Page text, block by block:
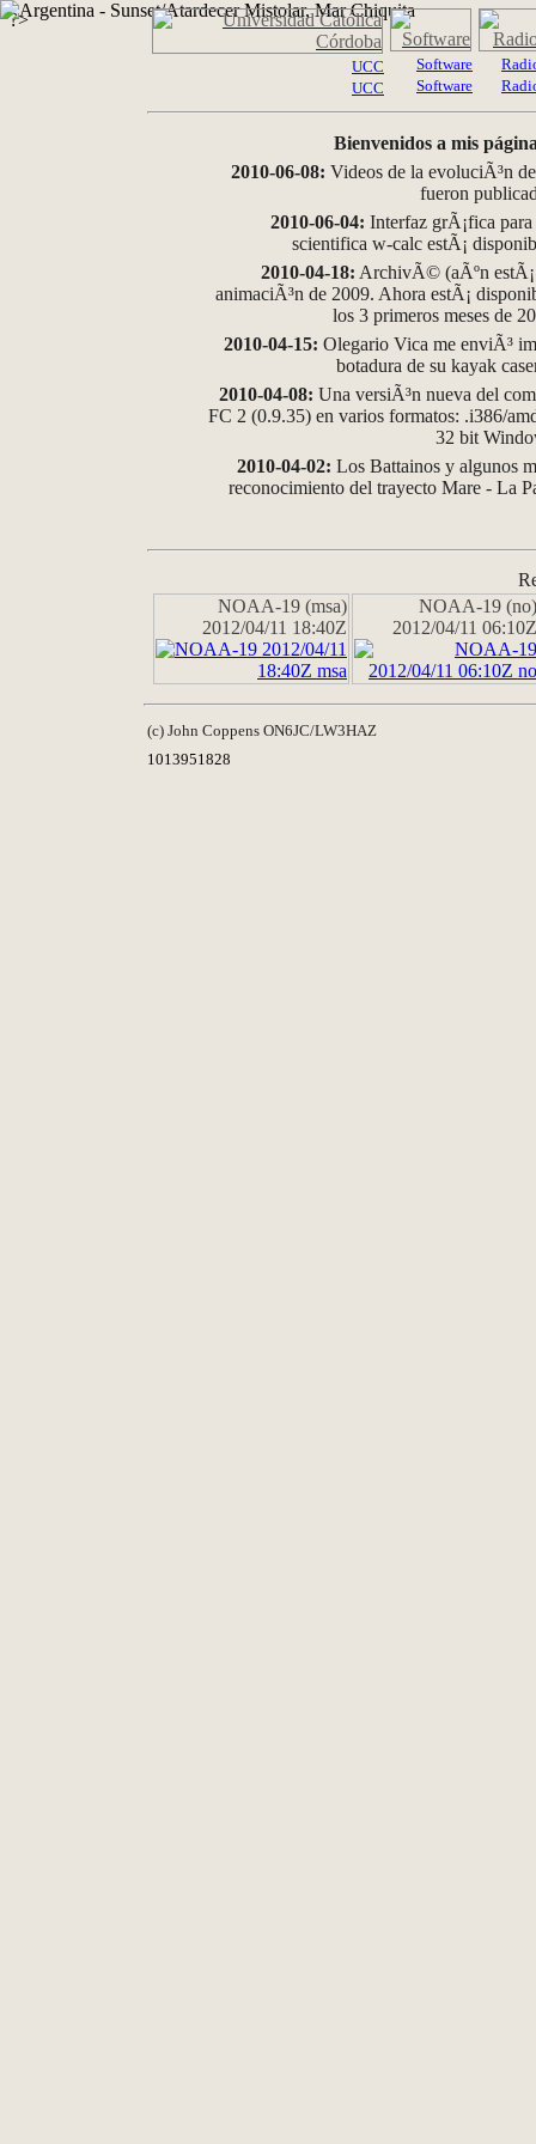
?>
UCC
UCC
Software
Software
Bienvenidos a mis
2010-06-08: Videos de la evoluciÃ³n
fueron
2010-06-04: Interfaz grÃ¡fica
scientifica w-calc estÃ¡
2010-04-18: ArchivÃ© (aÃºn
animaciÃ³n de 2009. Ahora estÃ¡
los 3 primeros meses de
2010-04-15: Olegario Vica me enviÃ³
botadura de su kayak
2010-04-08: Una versiÃ³n nueva del
FC 2 (0.9.35) en varios formatos: .i386/
32 bit
2010-04-02: Los Battainos y algunos
reconocimiento del trayecto Mare - La
NOAA-19 (msa)
2012/04/11 18:40Z
NOAA-19 (no)
2012/04/11 06:10Z
(c) John Coppens ON6JC/LW3HAZ
1013951828